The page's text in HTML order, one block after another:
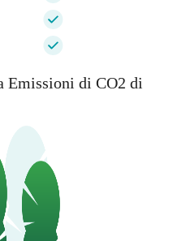
Emissioni di CO2 di